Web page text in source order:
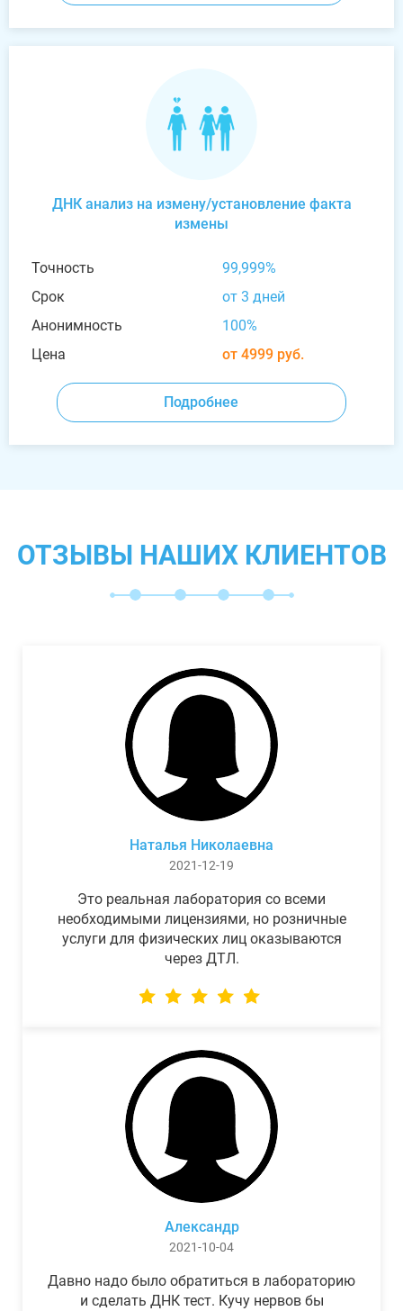
ДНК анализ на измену/установление факта
измены
Точность
99,999%
Срок
от 3 дней
Анонимность
100%
Цена
от 4999 руб.
Подробнее
ОТЗЫВЫ НАШИХ КЛИЕНТОВ
Наталья Николаевна
2021-12-19
Это реальная лаборатория со всеми
необходимыми лицензиями, но розничные
услуги для физических лиц оказываются
через ДТЛ.
Александр
2021-10-04
Давно надо было обратиться в лабораторию
и сделать ДНК тест. Кучу нервов бы